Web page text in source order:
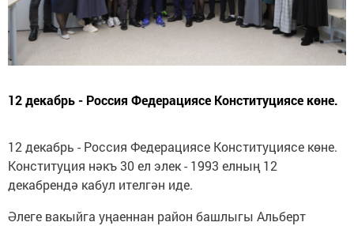
12 декабрь - Россия Федерациясе Конституциясе көне.
12 декабрь - Россия Федерациясе Конституциясе көне.
Конституция нәкъ 30 ел элек - 1993 елның 12
декабрендә кабул ителгән иде.
Әлеге вакыйга уңаеннан район башлыгы Альберт